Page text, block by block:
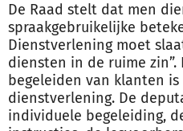
De Raad stelt dat men
spraakgebruikelijke
Dienstverlening moet
diensten in de ruime zin”.
begeleiden van klanten is
dienstverlening. De
individuele begeleiding,